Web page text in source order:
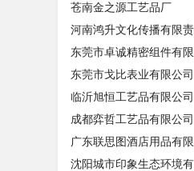
苍南金之源工艺品厂
河南鸿升文化传播有限
东莞市卓诚精密组件有
东莞市戈比表业有限公司
临沂旭恒工艺品有限公司
成都弈哲工艺品有限公司
广东联思图酒店用品有
沈阳城市印象生态环境